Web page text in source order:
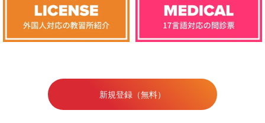
新規登録（無料）